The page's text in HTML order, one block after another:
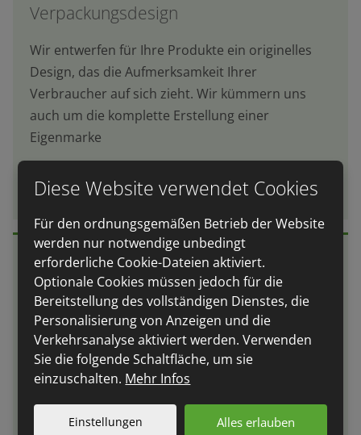
Verpackungsdesign
Wir entwerfen für Ihre Produkte ein originelles
Design, das die Aufmerksamkeit Ihrer
Verbraucher auf sich zieht. Wir kümmern uns
auch um die komplette Erstellung einer
Eigenmarke
Mehr Informationen
Staatliche Inspektion
Wir analysieren die Ergebnisse von Audits, helfen
bei der Umsetzung von Korrekturmaßnahmen,
schulen Ihre Mitarbeiter und vertreten Sie bei
Verhandlungen mit Behörden und öffentlichen
Medien.
Diese Website verwendet Cookies
Für den ordnungsgemäßen Betrieb der Website
werden nur notwendige unbedingt
erforderliche Cookie-Dateien aktiviert.
Optionale Cookies müssen jedoch für die
Bereitstellung des vollständigen Dienstes, die
Personalisierung von Anzeigen und die
Verkehrsanalyse aktiviert werden. Verwenden
Sie die folgende Schaltfläche, um sie
einzuschalten. Mehr Infos
Einstellungen Alles erlauben